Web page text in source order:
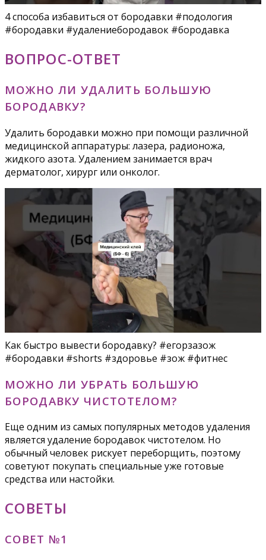
4 способа избавиться от бородавки #подология
#бородавки #удалениебородавок #бородавка
ВОПРОС-ОТВЕТ
МОЖНО ЛИ УДАЛИТЬ БОЛЬШУЮ
БОРОДАВКУ?
Удалить бородавки можно при помощи различной
медицинской аппаратуры: лазера, радионожа,
жидкого азота. Удалением занимается врач
дерматолог, хирург или онколог.
Как быстро вывести бородавку? #егорзазож
#бородавки #shorts #здоровье #зож #фитнес
МОЖНО ЛИ УБРАТЬ БОЛЬШУЮ
БОРОДАВКУ ЧИСТОТЕЛОМ?
Еще одним из самых популярных методов удаления
является удаление бородавок чистотелом. Но
обычный человек рискует переборщить, поэтому
советуют покупать специальные уже готовые
средства или настойки.
СОВЕТЫ
СОВЕТ №1